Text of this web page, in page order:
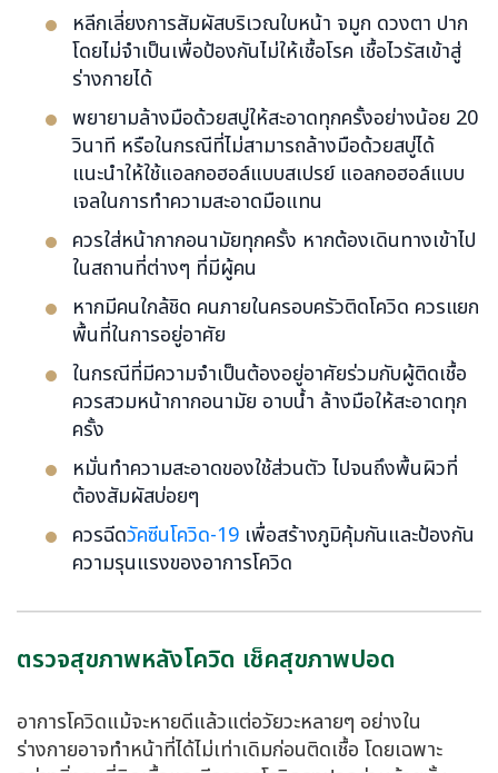
หลีกเลี่ยงการสัมผัสบริเวณใบหน้า จมูก ดวงตา ปาก
โดยไม่จำเป็นเพื่อป้องกันไม่ให้เชื้อโรค เชื้อไวรัสเข้าสู่
ร่างกายได้
พยายามล้างมือด้วยสบู่ให้สะอาดทุกครั้งอย่างน้อย 20
วินาที หรือในกรณีที่ไม่สามารถล้างมือด้วยสบู่ได้
แนะนำให้ใช้แอลกอฮอล์แบบสเปรย์ แอลกอฮอล์แบบ
เจลในการทำความสะอาดมือแทน
ควรใส่หน้ากากอนามัยทุกครั้ง หากต้องเดินทางเข้าไป
ในสถานที่ต่างๆ ที่มีผู้คน
หากมีคนใกล้ชิด คนภายในครอบครัวติดโควิด ควรแยก
พื้นที่ในการอยู่อาศัย
ในกรณีที่มีความจำเป็นต้องอยู่อาศัยร่วมกับผู้ติดเชื้อ
ควรสวมหน้ากากอนามัย อาบน้ำ ล้างมือให้สะอาดทุก
ครั้ง
หมั่นทำความสะอาดของใช้ส่วนตัว ไปจนถึงพื้นผิวที่
ต้องสัมผัสบ่อยๆ
ควรฉีดวัคซีนโควิด-19 เพื่อสร้างภูมิคุ้มกันและป้องกัน
ความรุนแรงของอาการโควิด
ตรวจสุขภาพหลังโควิด เช็คสุขภาพปอด
อาการโควิดแม้จะหายดีแล้วแต่อวัยวะหลายๆ อย่างใน
ร่างกายอาจทำหน้าที่ได้ไม่เท่าเดิมก่อนติดเชื้อ โดยเฉพาะ